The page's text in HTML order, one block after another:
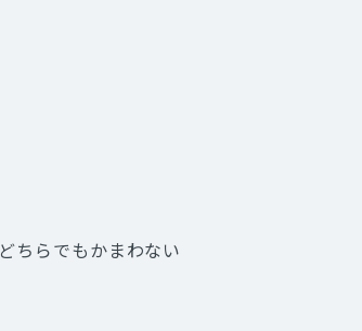
どちらでもかまわない